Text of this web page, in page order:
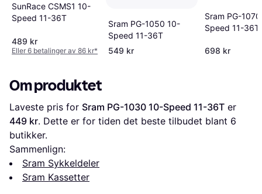
SunRace CSMS1 10-
Speed 11-36T
489 kr
Eller 6 betalinger av 86 kr*
Sram PG-1050 10-
Speed 11-36T
549 kr
Sram PG-
Speed 11-36T
698 kr
Om produktet
Laveste pris for Sram PG-1030 10-Speed 11-36T
449 kr. Dette er for tiden det beste tilbudet blant 6
butikker.
Sammenlign:
Sram Sykkeldeler
Sram Kassetter